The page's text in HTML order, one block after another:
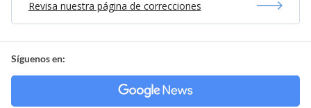
Revisa nuestra página de correcciones
Síguenos en: